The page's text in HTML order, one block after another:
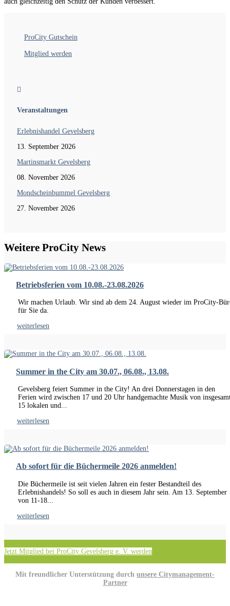
ProCity Gutschein
Mitglied werden

Veranstaltungen
Erlebnishandel Gevelsberg
13. September 2026
Martinsmarkt Gevelsberg
08. November 2026
Mondscheinbummel Gevelsberg
27. November 2026
Weitere ProCity News
Betriebsferien vom 10.08.-23.08.2026
Wir machen Urlaub. Wir sind ab dem 24. August wieder im ProCity-
für Sie da.
weiterlesen
Summer in the City am 30.07., 06.08., 13.08.
Gevelsberg feiert Summer in the City! An drei Donnerstagen in den
Ferien wird zwischen 17 und 20 Uhr handgemachte Musik von
15 lokalen und...
weiterlesen
Ab sofort für die Büchermeile 2026 anmelden!
Die Büchermeile ist seit vielen Jahren ein fester Bestandteil des
Erlebnishandels! So soll es auch in diesem Jahr sein. Am 13. September
von 11-18...
weiterlesen
Jetzt Mitglied bei ProCity Gevelsberg e. V. werden
Mit freundlicher Unterstützung durch unsere Citymanagement-
Partner